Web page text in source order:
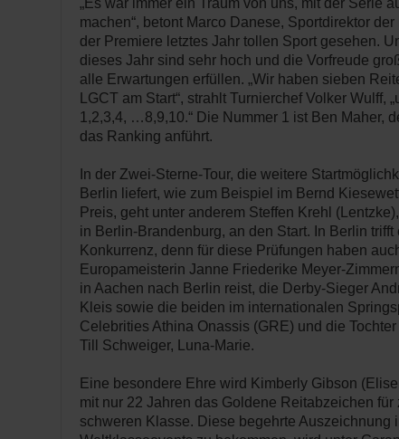
„Es war immer ein Traum von uns, mit der Serie
machen“, betont Marco Danese, Sportdirektor
der Premiere letztes Jahr tollen Sport gesehen.
dieses Jahr sind sehr hoch und die Vorfreude
alle Erwartungen erfüllen. „Wir haben sieben
LGCT am Start“, strahlt Turnierchef Volker Wulff,
1,2,3,4, …8,9,10.“ Die Nummer 1 ist Ben Maher,
das Ranking anführt.
In der Zwei-Sterne-Tour, die weitere
Berlin liefert, wie zum Beispiel im Bernd
Preis, geht unter anderem Steffen Krehl
in Berlin-Brandenburg, an den Start. In Berlin trifft
Konkurrenz, denn für diese Prüfungen haben
Europameisterin Janne Friederike Meyer-
in Aachen nach Berlin reist, die Derby-Sieger
Kleis sowie die beiden im internationalen
Celebrities Athina Onassis (GRE) und die
Till Schweiger, Luna-Marie.
Eine besondere Ehre wird Kimberly Gibson
mit nur 22 Jahren das Goldene Reitabzeichen
schweren Klasse. Diese begehrte Auszeichnung